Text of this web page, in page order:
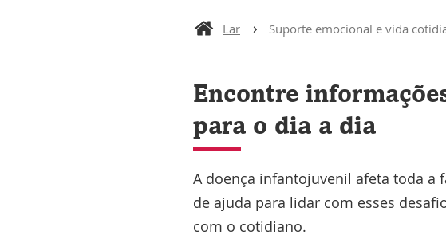
Lar Suporte emocional e vida
Encontre
para o dia a dia
A doença infantojuvenil afeta toda a
de ajuda para lidar com esses
com o cotidiano.